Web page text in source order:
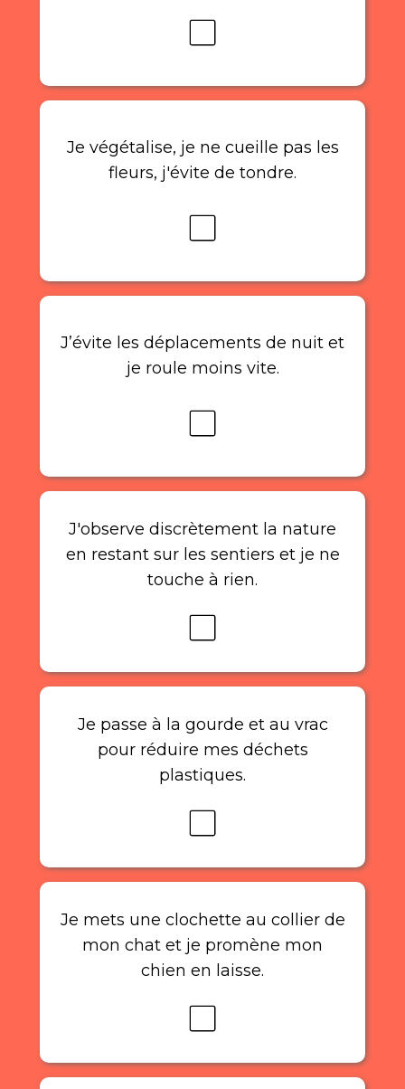
Je végétalise, je ne cueille pas les
fleurs, j'évite de tondre.
J’évite les déplacements de nuit et
je roule moins vite.
J'observe discrètement la nature
en restant sur les sentiers et je ne
touche à rien.
Je passe à la gourde et au vrac
pour réduire mes déchets
plastiques.
Je mets une clochette au collier de
mon chat et je promène mon
chien en laisse.